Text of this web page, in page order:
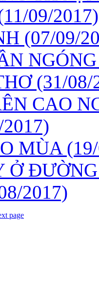
09/2017)
(07/09/
(31/08/
CAO
MÙA
Ở
2017)
page